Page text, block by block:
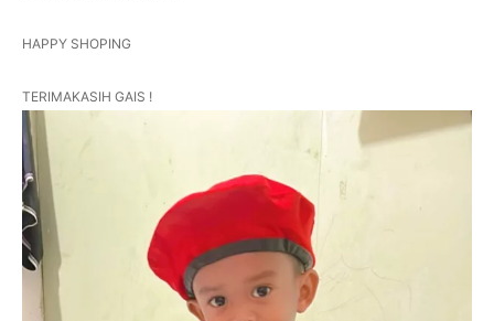
HAPPY SHOPING
TERIMAKASIH GAIS !